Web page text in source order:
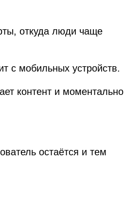
откуда люди чаще
с мобильных устройств.
контент и моментально
остаётся и тем